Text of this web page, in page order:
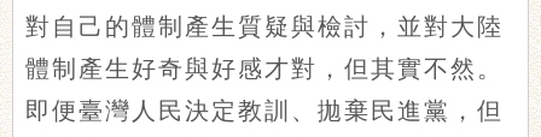
對自己的體制產生質疑與檢討，並對大陸
體制產生好奇與好感才對，但其實不然。
即便臺灣人民決定教訓、拋棄民進黨，但